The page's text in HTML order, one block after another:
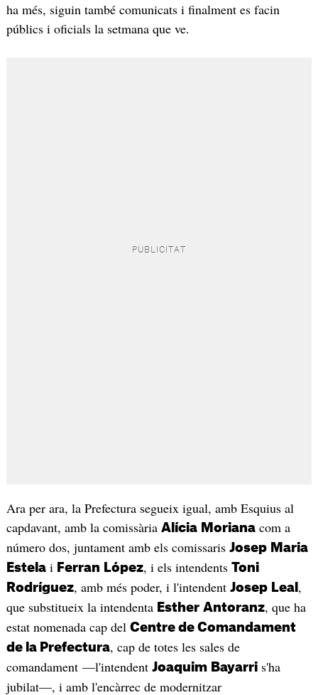
ha més, siguin també comunicats i finalment es facin
públics i oficials la setmana que ve.
Ara per ara, la Prefectura segueix igual, amb Esquius al
capdavant, amb la comissària Alícia Morianacom a
número dos, juntament amb els comissaris Josep Maria
Estelai Ferran López, i els intendents Toni
Rodríguez, amb més poder, i l'intendent Josep Leal ,
que substitueix la intendenta Esther Antoranz, que ha
estat nomenada cap del Centre de Comandament
de la Prefectura, cap de totes les sales de
comandament —l'intendent Joaquim Bayarris'ha
jubilat—, i amb l'encàrrec de modernitzar